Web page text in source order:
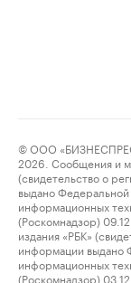
© ООО
2026. Сообщения и
(свидетельство о
выдано
информационных
(Роскомнадзор)
издания «РБК»
информации выдано
информационных
(Роскомнадзор)